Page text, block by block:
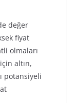
değer
fiyat
olmaları
altın,
potansiyeli